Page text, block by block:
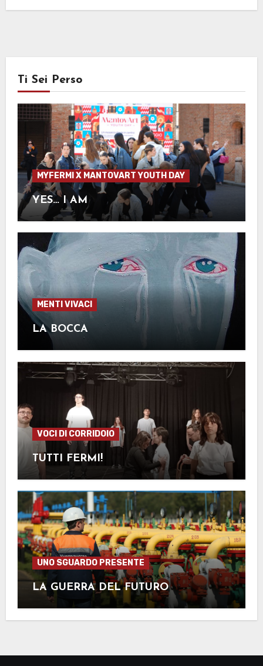
Ti Sei Perso
MYFERMI X MANTOVART YOUTH DAY
YES… I AM
MENTI VIVACI
LA BOCCA
VOCI DI CORRIDOIO
TUTTI FERMI!
UNO SGUARDO PRESENTE
LA GUERRA DEL FUTURO